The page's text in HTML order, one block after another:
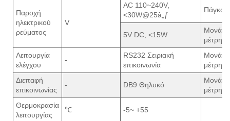
Παροχή
ηλεκτρικού
ρεύματος
V
AC 110~240V,
<30W@25â„ƒ
Πάγκος
5V DC, <15W
Μονάδα
Λειτουργία
ελέγχου
-
RS232 Σειριακή
επικοινωνία
Μονάδα
Διεπαφή
επικοινωνίας
- DB9 Θηλυκό
Μονάδα
Θερμοκρασία
λειτουργίας
℃ -5~ +55